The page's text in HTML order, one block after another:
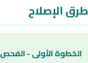
طرق الإصلاح
الخطوة الأولى -